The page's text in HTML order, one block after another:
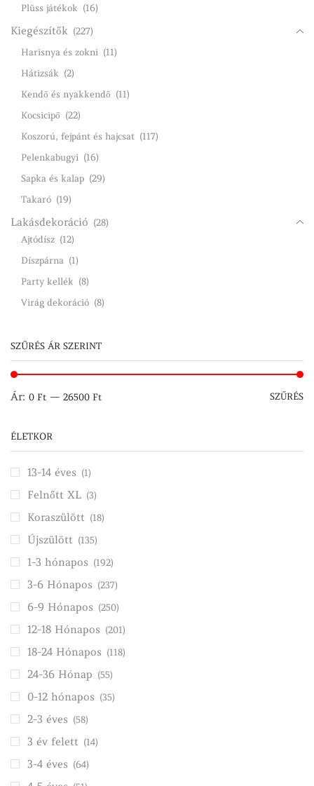
Plüss játékok (16)
Kiegészítők (227)
Harisnya és zokni (11)
Hátizsák (2)
Kendő és nyakkendő (11)
Kocsicipő (22)
Koszorú, fejpánt és hajcsat (117)
Pelenkabugyi (16)
Sapka és kalap (29)
Takaró (19)
Lakásdekoráció (28)
Ajtódísz (12)
Díszpárna (1)
Party kellék (8)
Virág dekoráció (8)
SZÜRÉS ÁR SZERINT
SZŰRÉS
Ár: 0 Ft — 26500 Ft
ÉLETKOR
13-14 éves (1)
Felnőtt XL (3)
Koraszülött (18)
Újszülött (135)
1-3 hónapos (192)
3-6 Hónapos (237)
6-9 Hónapos (250)
12-18 Hónapos (201)
18-24 Hónapos (118)
24-36 Hónap (55)
0-12 hónapos (35)
2-3 éves (58)
3 év felett (14)
3-4 éves (64)